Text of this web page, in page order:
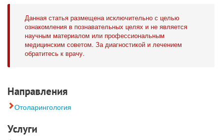
Данная статья размещена исключительно с целью
ознакомления в познавательных целях и не является
научным материалом или профессиональным
медицинским советом. За диагностикой и лечением
обратитесь к врачу.
Направления
Отоларингология
Услуги